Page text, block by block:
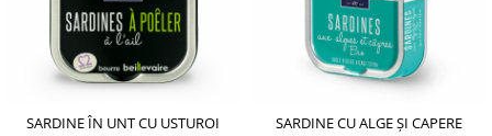
SARDINE ÎN UNT CU USTUROI
SARDINE CU ALGE ȘI CAPERE